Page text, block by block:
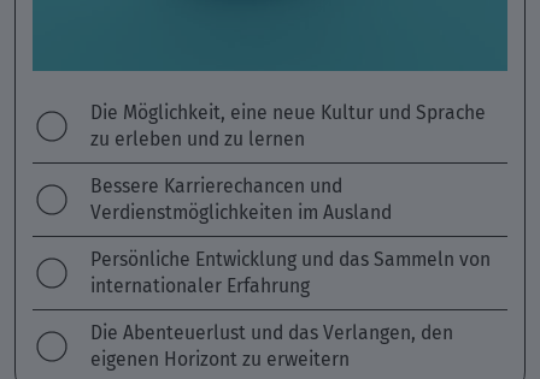
Die Möglichkeit, eine neue Kultur und Sprache
zu erleben und zu lernen
Bessere Karrierechancen und
Verdienstmöglichkeiten im Ausland
Persönliche Entwicklung und das Sammeln von
internationaler Erfahrung
Die Abenteuerlust und das Verlangen, den
eigenen Horizont zu erweitern